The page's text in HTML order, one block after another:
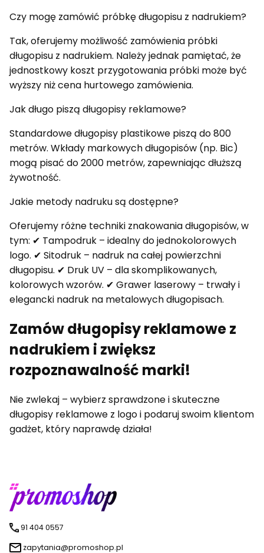
Czy mogę zamówić próbkę długopisu z nadrukiem?
Tak, oferujemy możliwość zamówienia próbki
długopisu z nadrukiem. Należy jednak pamiętać, że
jednostkowy koszt przygotowania próbki może być
wyższy niż cena hurtowego zamówienia.
Jak długo piszą długopisy reklamowe?
Standardowe długopisy plastikowe piszą do 800
metrów. Wkłady markowych długopisów (np. Bic)
mogą pisać do 2000 metrów, zapewniając dłuższą
żywotność.
Jakie metody nadruku są dostępne?
Oferujemy różne techniki znakowania długopisów, w
tym: ✔ Tampodruk – idealny do jednokolorowych
logo. ✔ Sitodruk – nadruk na całej powierzchni
długopisu. ✔ Druk UV – dla skomplikowanych,
kolorowych wzorów. ✔ Grawer laserowy – trwały i
elegancki nadruk na metalowych długopisach.
Zamów długopisy reklamowe z
nadrukiem i zwiększ
rozpoznawalność marki!
Nie zwlekaj – wybierz sprawdzone i skuteczne
długopisy reklamowe z logo i podaruj swoim klientom
gadżet, który naprawdę działa!
91 404 0557
zapytania@promoshop.pl